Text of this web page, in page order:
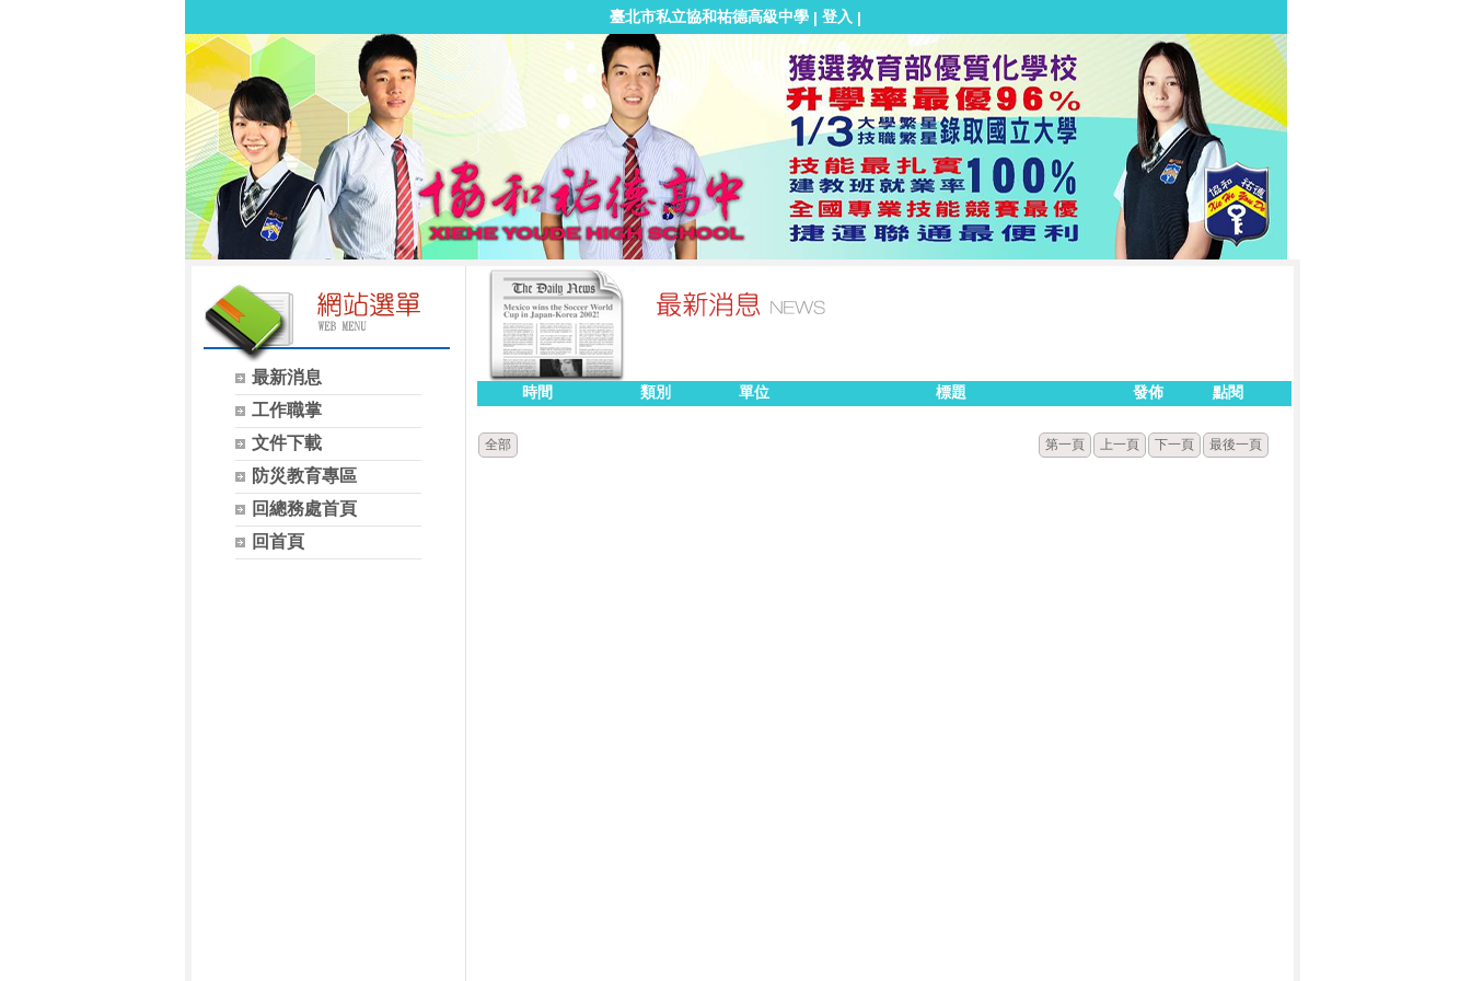
臺北市私立協和祐德高級中學 | 登入 |
最新消息
工作職掌
文件下載
防災教育專區
回總務處首頁
回首頁
時間 類別 單位 標題 發佈 點閱
全部 第一頁 上一頁 下一頁 最後一頁